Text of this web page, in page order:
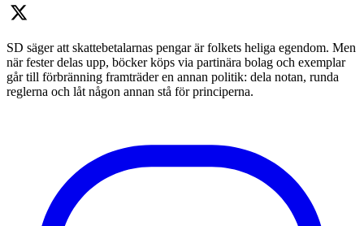
SD säger att skattebetalarnas pengar är folkets heliga egendom. Men
när fester delas upp, böcker köps via partinära bolag och exemplar
går till förbränning framträder en annan politik: dela notan, runda
reglerna och låt någon annan stå för principerna.